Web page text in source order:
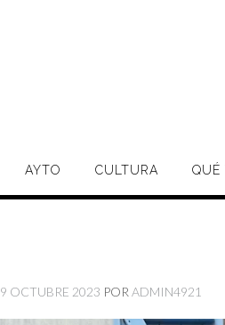
AYTO CULTURA QUÉ
9 OCTUBRE 2023 POR ADMIN4921